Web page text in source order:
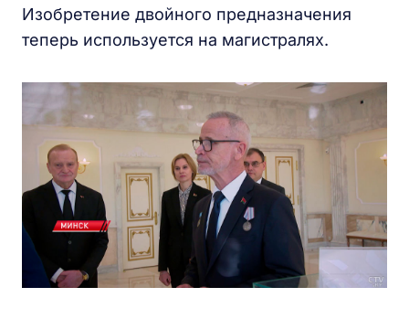
Изобретение двойного предназначения
теперь используется на магистралях.